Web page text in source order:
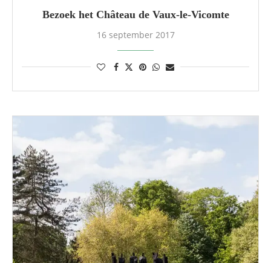
Bezoek het Château de Vaux-le-Vicomte
16 september 2017